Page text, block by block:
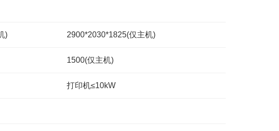
) 2900*2030*1825(仅主机)
1500(仅主机)
打印机≤10kW